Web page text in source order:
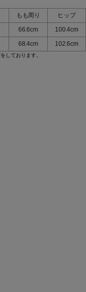
もも周り
ヒップ
66.6cm
100.4cm
68.4cm 102.6cm
しております。